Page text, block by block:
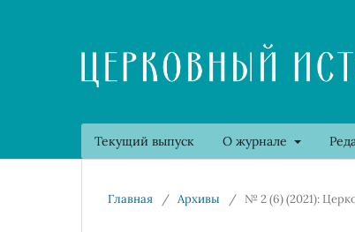
Текущий выпуск О журнале
Главная / Архивы / № 2 (6) (2021):